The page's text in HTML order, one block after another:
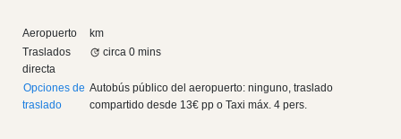
Aeropuerto
km
Traslados
directa
circa 0 mins
Opciones de
traslado
Autobús público del aeropuerto: ninguno, traslado
compartido desde 13€ pp o Taxi máx. 4 pers.